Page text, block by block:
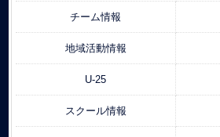
チーム情報
地域活動情報
U-25
スクール情報